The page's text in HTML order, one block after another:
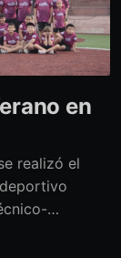
en
realizó el